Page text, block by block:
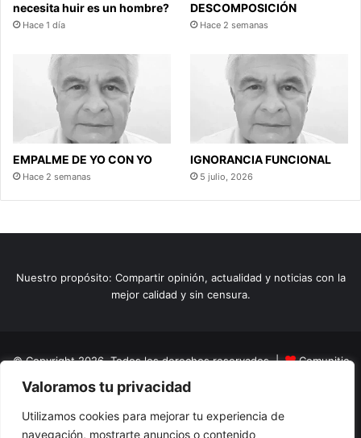
Valoramos tu privacidad
Utilizamos cookies para mejorar tu experiencia de
navegación, mostrarte anuncios o contenido
necesita huir es un hombre?
Hace 1 día
DESCOMPOSICIÓN
Hace 2 semanas
EMPALME DE YO CON YO
Hace 2 semanas
IGNORANCIA FUNCIONAL
5 julio, 2026
Nuestro propósito: Compartir opinión, actualidad y noticias con la
mejor calidad y sin censura.
© Copyright 2026, Todos los derechos reservados |
Comunitic
SAS BICNit 901228106
Home
Actualidad Variedades Opinion Turismo